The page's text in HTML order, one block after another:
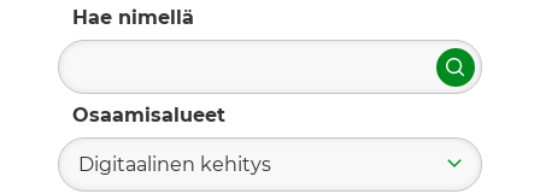
Hae nimellä
Hae
Osaamisalueet
Digitaalinen kehitys